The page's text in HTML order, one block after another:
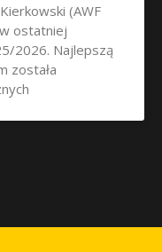
(AWF
ostatniej
2026. Najlepszą
została